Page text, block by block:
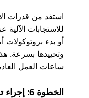
للاستجابات الآلية
أو بدء بروتوكولات
وتحييدها بسرعة.
ساعات العمل
الخطوة 6: إجراء تقييمات وتحديثات منتظمة